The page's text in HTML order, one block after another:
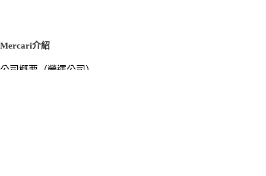
Mercari介紹
公司概要（營運公司）